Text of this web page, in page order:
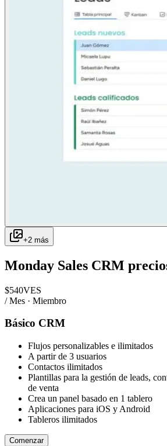
+2 más
Monday Sales CRM
$540VES
/ Mes · Miembro
Básico CRM
Flujos personalizables e ilimitados
A partir de 3 usuarios
Contactos ilimitados
Plantillas para la gestión de leads,
de venta
Crea un panel basado en 1 tablero
Aplicaciones para iOS y Android
Tableros ilimitados
Comenzar